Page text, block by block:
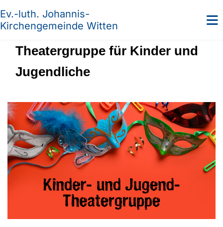
Ev.-luth. Johannis-
Kirchengemeinde Witten
Theatergruppe für Kinder und
Jugendliche